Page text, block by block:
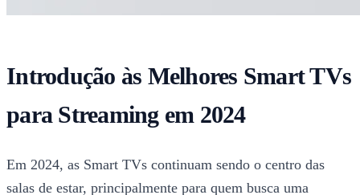
Introdução às Melhores Smart TVs
para Streaming em 2024
Em 2024, as Smart TVs continuam sendo o centro das
salas de estar, principalmente para quem busca uma